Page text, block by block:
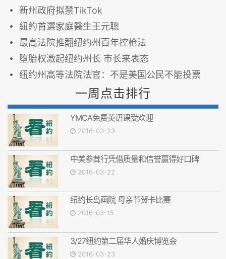
新州政府拟禁TikTok
紐約首選家庭醫生王元聰
最高法院推翻纽约州百年控枪法
堕胎权激起纽约州长 市长来表态
纽约州高等法院法官：不是美国公民不能投票
一周点击排行
YMCA免费英语课受欢迎
2016-03-23
中美参茸行凭借质量和信誉赢得好口碑
2016-03-22
纽约长岛画院 母亲节贺卡比赛
2016-03-15
3/27纽约第二届华人婚庆博览会
2016-03-23